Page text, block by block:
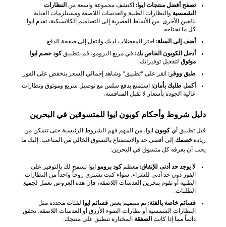
تصفح أفضل منتجات ايوا: اكتشف مجموعة واسعة من
النظارات
الشمسية والنظارات الطبية والعدسات اللاصقة ومستلزمات العناية
بالعين الأخرى. من الأنماط العصرية إلى التصاميم الكلاسيكية، تقدم ايوا
كل ما تحتاجه.
أضف إلى السلة: اختر المفضلات لديك وانتقل إلى صفحة الدفع.
أدخل الكوبون الخاص بك: في مربع البرومو، قم بتطبيقكود خصم ايوا
موثوق لتفعيل توفيراتك.
طبق ووفر: انقر على "تطبيق" وشاهد إجمالي السعر ينخفض على الفور.
أكمل طلبك بأمان: استمتع بدفع سلس مع توصيل سريع وموثوق ونظارات
عالية الجودة بأسعار لا تقبل المنافسة.
دليل شروط وأحكام كوبون ايوا للمتسوقين في البحرين
قبل تطبيق أيكوبون ايوا، من المهم فهم الشروط الرئيسية حتى تتمكن من
زيادة خصمك إلى أقصى حد والاستمتاع بالتسوق الخالي من المتاعب. إليك ما
يجب أن يعرفه كل متسوق في البحرين:
لا يوجد حد أدنى للإنفاق: معظمكود برومو ايوا تسمح لك بالتوفير على
الفور دون حد أدنى للشراء. سواء كنت تشتري زوجاً واحداً من النظارات
الطبية أو تقوم بتخزين العدسات اللاصقة، فإن هذه العروض تعمل لجميع
الطلبات.
قسائم خاصة بالفئة: تم تصميم بعض قسائم ايوا
لفئات محددة مثل
النظارات الشمسية أو نظارات الضوء الأزرق أو العدسات اللاصقة. تحقق
دائماً مما إذا كانت الصفقة المختارة تنطبق على منتجك.